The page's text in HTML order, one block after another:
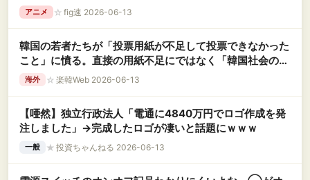
アニメ ☆ fig速 2026-06-13
韓国の若者たちが「投票用紙が不足して投票できなかった
こと」に憤る。直接の用紙不足にではなく「韓国社会の不
公正さ」に対して、かな
海外 ☆ 楽韓Web 2026-06-13
【唖然】独立行政法人「電通に4840万円でロゴ作成を発
注しました」→完成したロゴが凄いと話題にｗｗｗ
一般 ★ 投資ちゃんねる 2026-06-13